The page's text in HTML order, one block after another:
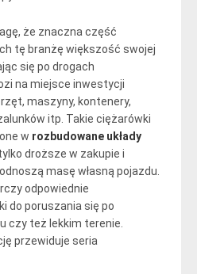
że znaczna część
tę branżę większość swojej
się po drogach
na miejsce inwestycji
maszyny, kontenery,
itp. Takie ciężarówki
w rozbudowane układy
droższe w zakupie i
masę własną pojazdu.
odpowiednie
do poruszania się po
czy też lekkim terenie.
przewiduje seria